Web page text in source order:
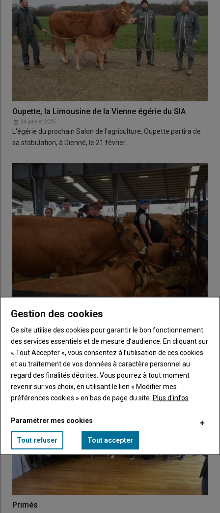
Oupette, la Limousine de la Vienne égérie du SIA
24 janvier 2025
L'égérie du prochain Salon de l'agriculture, Oupette partira de
sa stabulation, à Dienné, le 21 février…
L'avancée des épizooties mine le moral des éleveurs
19 septembre 2024
Chaque semaine, les épidémies FCO et MHE s'étendent. Au
décompte du 18 septembre, 56 foyers FCO-8…
Primés
Gestion des cookies
Ce site utilise des cookies pour garantir le bon fonctionnement
des services essentiels et de mesure d’audience. En cliquant sur
« Tout Accepter », vous consentez à l’utilisation de ces cookies
et au traitement de vos données à caractère personnel au
regard des finalités décrites. Vous pourrez à tout moment
revenir sur vos choix, en utilisant le lien « Modifier mes
préférences cookies » en bas de page du site. Plus d'infos
Paramétrer mes cookies
Tout refuser Tout accepter